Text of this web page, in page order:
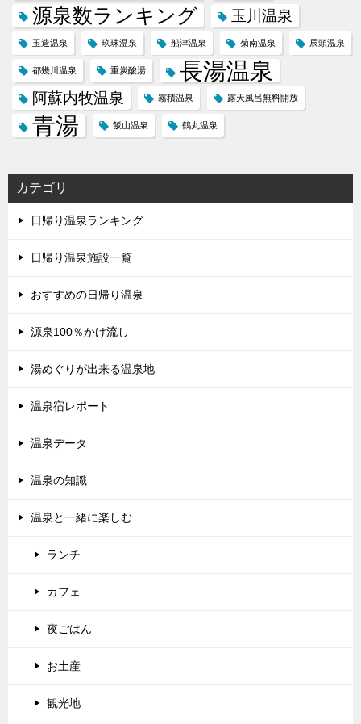
源泉数ランキング 玉川温泉
玉造温泉 玖珠温泉 船津温泉 菊南温泉 辰頭温泉
都幾川温泉 重炭酸湯 長湯温泉
阿蘇内牧温泉 霧積温泉 露天風呂無料開放
青湯 飯山温泉 鶴丸温泉
カテゴリ
日帰り温泉ランキング
日帰り温泉施設一覧
おすすめの日帰り温泉
源泉100％かけ流し
湯めぐりが出来る温泉地
温泉宿レポート
温泉データ
温泉の知識
温泉と一緒に楽しむ
ランチ
カフェ
夜ごはん
お土産
観光地